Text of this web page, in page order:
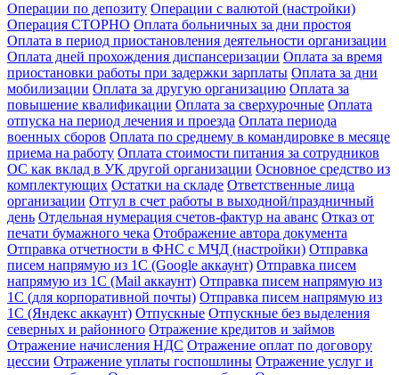
Операции по депозиту Операции с валютой (настройки)
Операция СТОРНО Оплата больничных за дни простоя
Оплата в период приостановления деятельности организации
Оплата дней прохождения диспансеризации Оплата за время
приостановки работы при задержки зарплаты Оплата за дни
мобилизации Оплата за другую организацию Оплата за
повышение квалификации Оплата за сверхурочные Оплата
отпуска на период лечения и проезда Оплата периода
военных сборов Оплата по среднему в командировке в месяце
приема на работу Оплата стоимости питания за сотрудников
ОС как вклад в УК другой организации Основное средство из
комплектующих Остатки на складе Ответственные лица
организации Отгул в счет работы в выходной/праздничный
день Отдельная нумерация счетов-фактур на аванс Отказ от
печати бумажного чека Отображение автора документа
Отправка отчетности в ФНС с МЧД (настройки) Отправка
писем напрямую из 1С (Google аккаунт) Отправка писем
напрямую из 1С (Mail аккаунт) Отправка писем напрямую из
1С (для корпоративной почты) Отправка писем напрямую из
1С (Яндекс аккаунт) Отпускные Отпускные без выделения
северных и районного Отражение кредитов и займов
Отражение начисления НДС Отражение оплат по договору
цессии Отражение уплаты госпошлины Отражение услуг и